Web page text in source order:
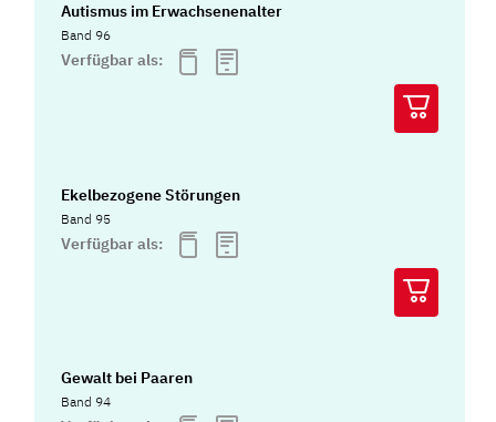
Autismus im Erwachsenenalter
Band 96
Verfügbar als:
Ekelbezogene Störungen
Band 95
Verfügbar als:
Gewalt bei Paaren
Band 94